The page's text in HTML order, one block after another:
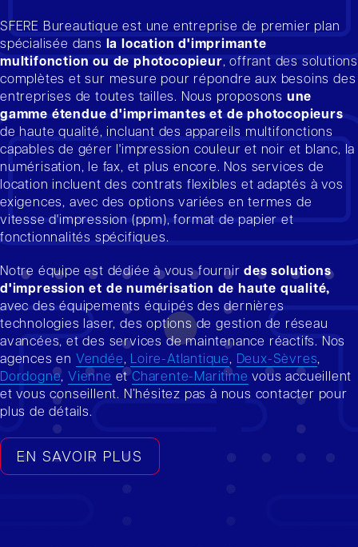
SFERE Bureautique est une entreprise de premier plan
spécialisée dans la location d'imprimante
multifonction ou de photocopieur, offrant des solutions
complètes et sur mesure pour répondre aux besoins des
entreprises de toutes tailles. Nous proposons une
gamme étendue d'imprimantes et de photocopieurs
de haute qualité, incluant des appareils multifonctions
capables de gérer l'impression couleur et noir et blanc, la
numérisation, le fax, et plus encore. Nos services de
location incluent des contrats flexibles et adaptés à vos
exigences, avec des options variées en termes de
vitesse d'impression (ppm), format de papier et
fonctionnalités spécifiques.
Notre équipe est dédiée à vous fournirdes solutions
d'impression et de numérisation de haute qualité,
avec des équipements équipés des dernières
technologies laser, des options de gestion de réseau
avancées, et des services de maintenance réactifs. Nos
agences en Vendée, Loire-Atlantique, Deux-Sèvres,
Dordogne, Vienne etCharente-Maritime vous accueillent
et vous conseillent. N’hésitez pas à nous contacter pour
plus de détails.
EN SAVOIR PLUS